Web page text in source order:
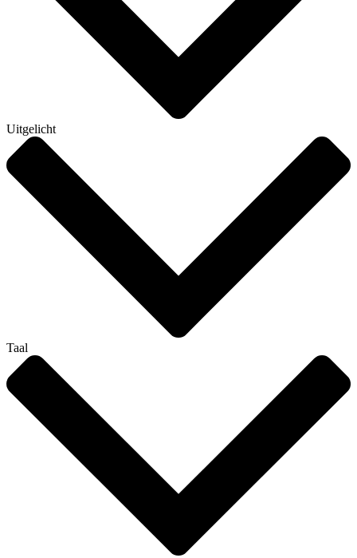
Uitgelicht
Taal